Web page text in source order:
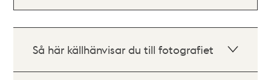
Så här källhänvisar du till fotografiet